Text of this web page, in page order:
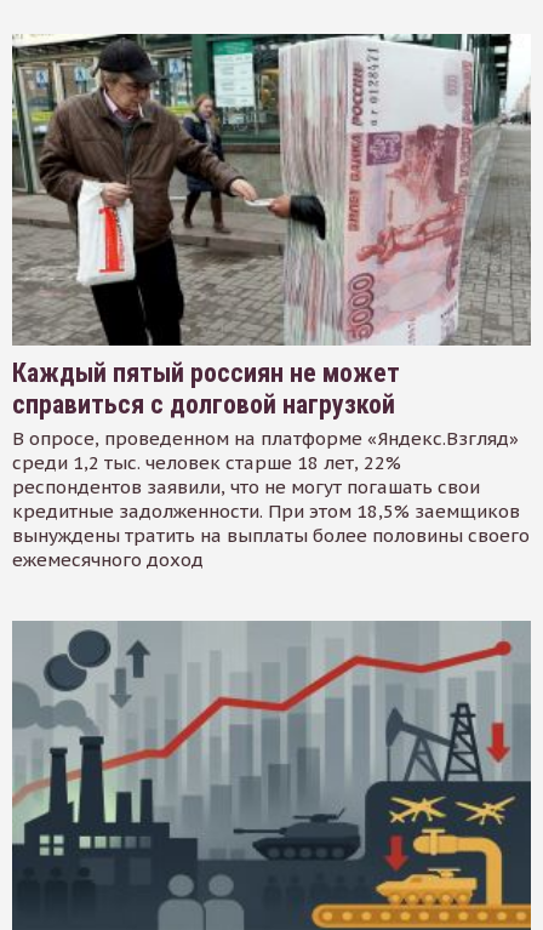
Каждый пятый россиян не может
справиться с долговой нагрузкой
В опросе, проведенном на платформе «Яндекс.Взгляд»
среди 1,2 тыс. человек старше 18 лет, 22%
респондентов заявили, что не могут погашать свои
кредитные задолженности. При этом 18,5% заемщиков
вынуждены тратить на выплаты более половины своего
ежемесячного доход